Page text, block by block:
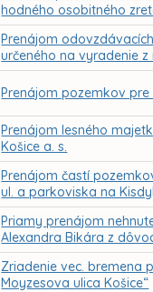
hodného osobitného
Prenájom
určeného na vyradenie z
Prenájom pozemkov
Prenájom lesného
Košice a. s.
Prenájom častí
ul. a parkoviska na
Priamy prenájom
Alexandra Bikára z
Zriadenie vec. bremena
Moyzesova ulica Košice“